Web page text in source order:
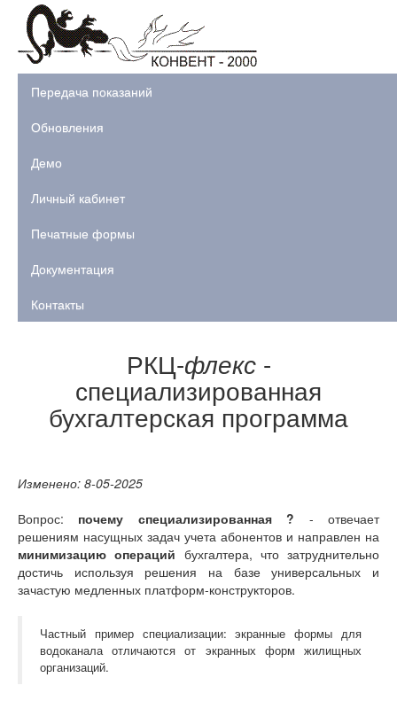
Передача показаний
Обновления
Демо
Личный кабинет
Печатные формы
Документация
Контакты
РКЦ-флекс-
специализированная
бухгалтерская программа
Изменено: 8-05-2025
Вопрос: почему специализированная ? - отвечает
решениям насущных задач учета абонентов и направлен на
минимизацию операций бухгалтера, что затруднительно
достичь используя решения на базе универсальных и
зачастую медленных платформ-конструкторов.
Частный пример специализации: экранные формы для
водоканала отличаются от экранных форм жилищных
организаций.